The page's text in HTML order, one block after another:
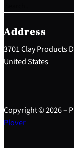
c
h
Address
3701 Clay Products
United States
Copyright © 2026 –
Plover